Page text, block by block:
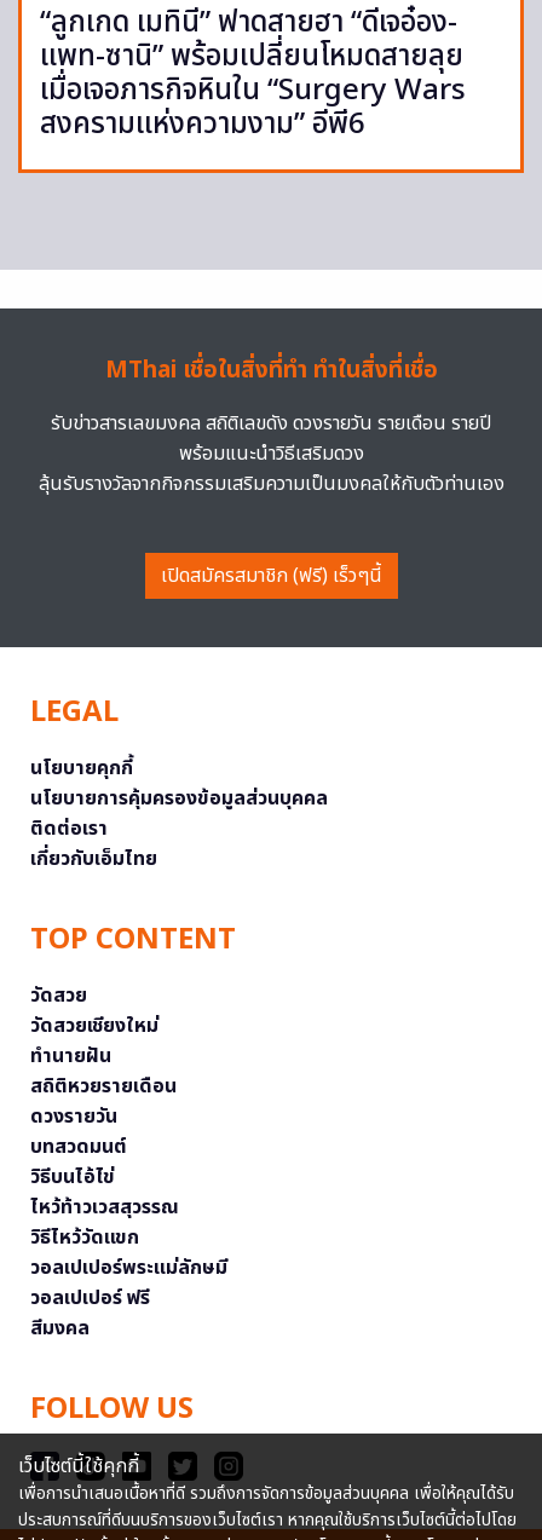
“ลูกเกด เมทินี” ฟาดสายฮา “ดีเจอ๋อง-
แพท-ซานิ” พร้อมเปลี่ยนโหมดสายลุย
เมื่อเจอภารกิจหินใน “Surgery Wars
สงครามแห่งความงาม” อีพี6
MThai เชื่อในสิ่งที่ทำ ทำในสิ่งที่เชื่อ
รับข่าวสารเลขมงคล สถิติเลขดัง ดวงรายวัน รายเดือน รายปี
พร้อมแนะนำวิธีเสริมดวง
ลุ้นรับรางวัลจากกิจกรรมเสริมความเป็นมงคลให้กับตัวท่านเอง
เปิดสมัครสมาชิก (ฟรี) เร็วๆนี้
LEGAL
นโยบายคุกกี้
นโยบายการคุ้มครองข้อมูลส่วนบุคคล
ติดต่อเรา
เกี่ยวกับเอ็มไทย
TOP CONTENT
วัดสวย
วัดสวยเชียงใหม่
ทำนายฝัน
สถิติหวยรายเดือน
ดวงรายวัน
บทสวดมนต์
วิธีบนไอ้ไข่
ไหว้ท้าวเวสสุวรรณ
วิธีไหว้วัดแขก
วอลเปเปอร์พระแม่ลักษมี
วอลเปเปอร์ ฟรี
สีมงคล
FOLLOW US
เว็บไซต์นี้ใช้คุกกี้
เพื่อการนำเสนอเนื้อหาที่ดี รวมถึงการจัดการข้อมูลส่วนบุคคล เพื่อให้คุณได้รับ
ประสบการณ์ที่ดีบนบริการของเว็บไซต์เรา หากคุณใช้บริการเว็บไซต์นี้ต่อไปโดย